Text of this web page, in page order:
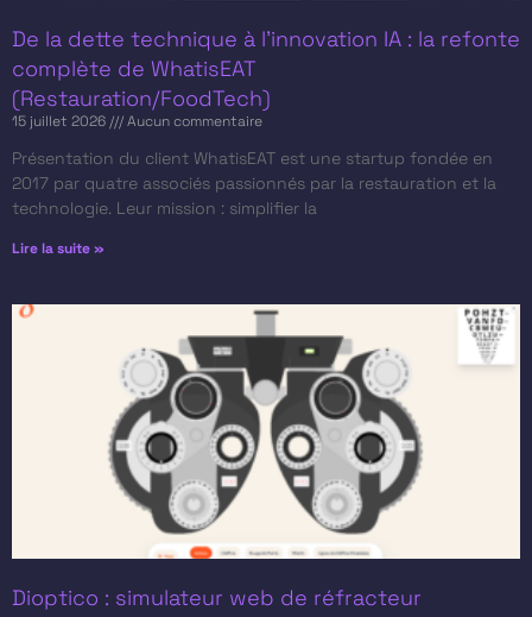
De la dette technique à l’innovation IA : la refonte
complète de WhatisEAT
(Restauration/FoodTech)
15 juillet 2026 Aucun commentaire
Présentation du client​ WhatisEAT est une startup fondée en
2017 par quatre associés passionnés par la restauration et la
technologie. Leur mission : simplifier la
Lire la suite »
Dioptico : simulateur web de réfracteur